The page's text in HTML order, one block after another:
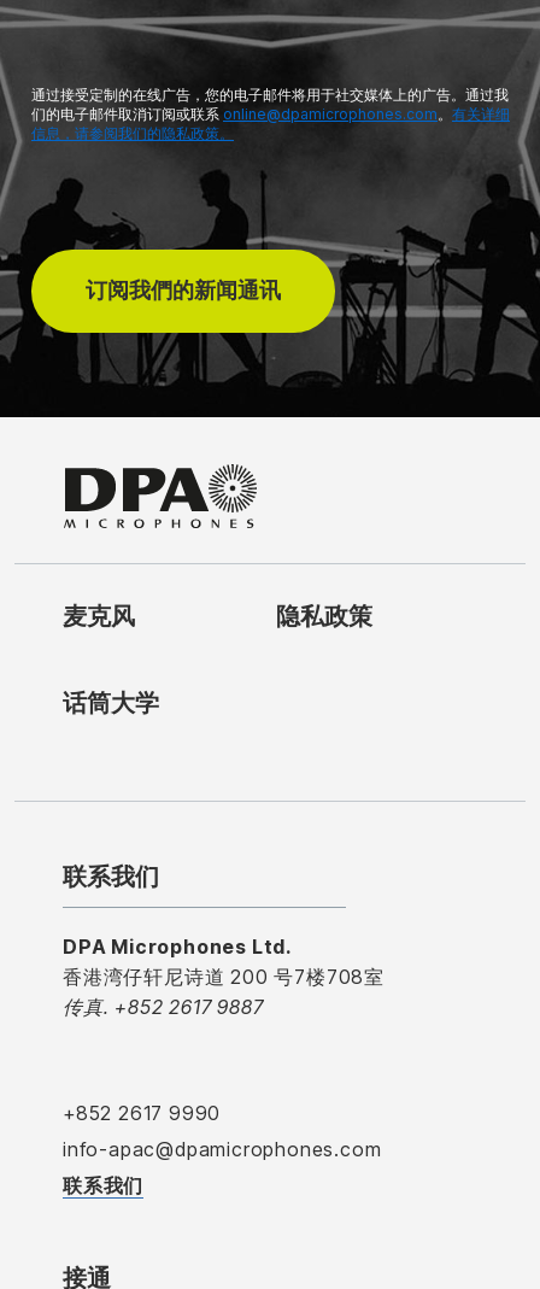
通过接受定制的在线广告，您的电子邮件将用于社交媒体上的广告。通过我
们的电子邮件取消订阅或联系 online@dpamicrophones.com 。 有关详细
信息，请参阅我们的隐私政策。
订阅我們的新闻通讯
麦克风 隐私政策
话筒大学
联系我们
DPA Microphones Ltd.
香港湾仔轩尼诗道 200 号7楼708室
传真. +852 2617 9887
+852 2617 9990
info-apac@dpamicrophones.com
联系我们
接通